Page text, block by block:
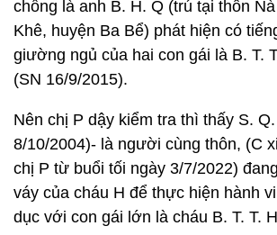
chồng là anh B. H. Q (trú tại thôn
Khê, huyện Ba Bể) phát hiện có
giường ngủ của hai con gái là B. T.
(SN 16/9/2015).
Nên chị P dậy kiểm tra thì thấy S.
8/10/2004)- là người cùng thôn, (C
chị P từ buổi tối ngày 3/7/2022)
váy của cháu H để thực hiện hành
dục với con gái lớn là cháu B. T. T.